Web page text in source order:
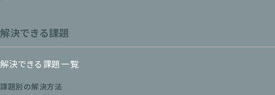
解決できる課題
解決できる課題一覧
課題別の解決方法